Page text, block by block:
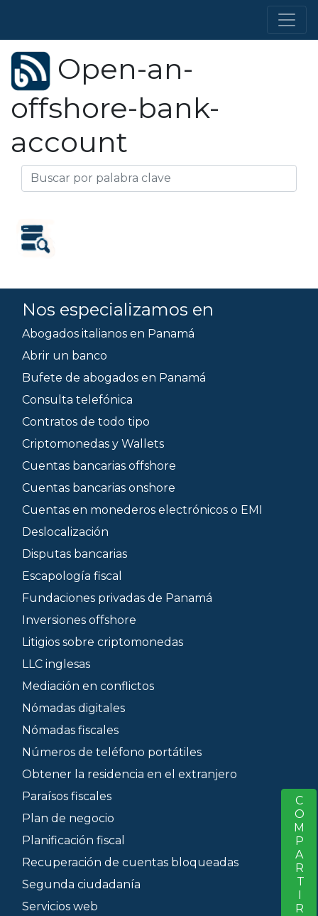
Open-an-
offshore-bank-
account
COMPARTIR
Nos especializamos en
Abogados italianos en Panamá
Abrir un banco
Bufete de abogados en Panamá
Consulta telefónica
Contratos de todo tipo
Criptomonedas y Wallets
Cuentas bancarias offshore
Cuentas bancarias onshore
Cuentas en monederos electrónicos o EMI
Deslocalización
Disputas bancarias
Escapología fiscal
Fundaciones privadas de Panamá
Inversiones offshore
Litigios sobre criptomonedas
LLC inglesas
Mediación en conflictos
Nómadas digitales
Nómadas fiscales
Números de teléfono portátiles
Obtener la residencia en el extranjero
Paraísos fiscales
Plan de negocio
Planificación fiscal
Recuperación de cuentas bloqueadas
Segunda ciudadanía
Servicios web